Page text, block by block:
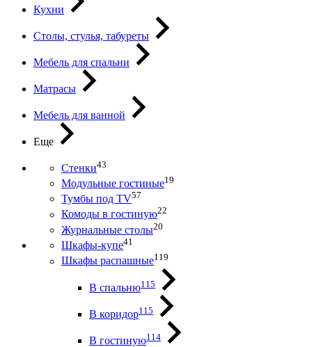
Кухни
Столы, стулья, табуреты
Мебель для спальни
Матрасы
Мебель для ванной
Еще
Стенки43
Модульные гостиные19
Тумбы под ТV57
Комоды в гостиную22
Журнальные столы20
Шкафы-купе41
Шкафы распашные119
В спальню115
В коридор115
В гостиную114